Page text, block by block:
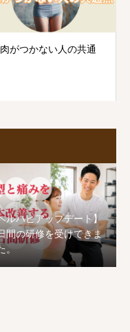
がつかない人の共通
ルハピアップデート】
間の研修を受けてきま
。